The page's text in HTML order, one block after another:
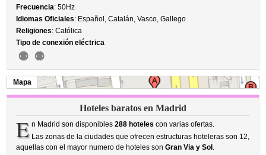
Frecuencia: 50Hz
Idiomas Oficiales: Español, Catalán, Vasco, Gallego
Religiones: Católica
Tipo de conexión eléctrica
Mapa
Hoteles baratos en Madrid
E n Madrid son disponibles 288 hoteles con varias ofertas.
Las zonas de la ciudades que ofrecen estructuras hoteleras son 12,
aquellas con el mayor numero de hoteles sonGran Via y Sol .